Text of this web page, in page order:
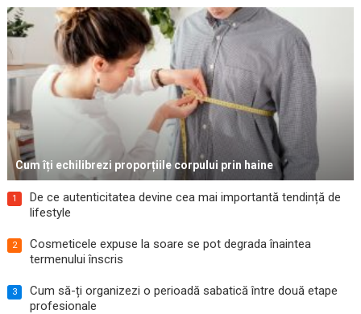
Cum îți echilibrezi proporțiile corpului prin haine
1
De ce autenticitatea devine cea mai importantă tendință de
lifestyle
2
Cosmeticele expuse la soare se pot degrada înaintea
termenului înscris
3
Cum să-ți organizezi o perioadă sabatică între două etape
profesionale